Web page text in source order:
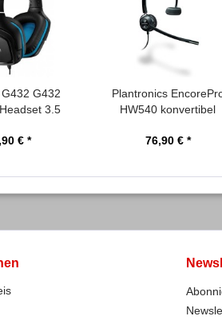
G432
3.5
€ *
Plantronics
HW540 konvertibel
76,90 € *